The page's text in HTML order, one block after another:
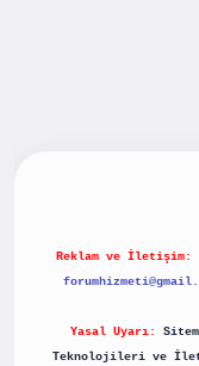
Reklam ve İletişim:
Yasal Uyarı:
Teknolojileri ve